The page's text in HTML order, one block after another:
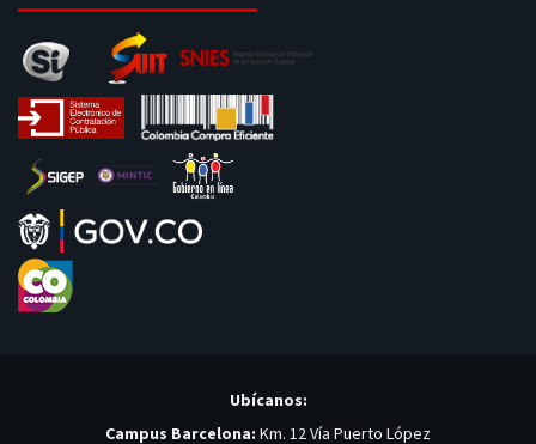
Ubícanos:
Campus Barcelona: Km. 12 Vía Puerto López